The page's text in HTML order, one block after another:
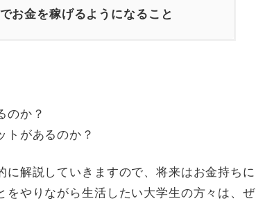
お金を稼げるようになること
のか？
トがあるのか？
解説していきますので、将来はお金持ちに
をやりながら生活したい大学生の方々は、ぜ